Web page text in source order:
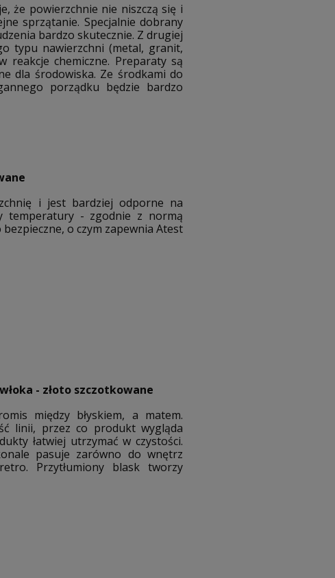
że powierzchnie nie niszczą się i
sprzątanie. Specjalnie dobrany
bardzo skutecznie. Z drugiej
typu nawierzchni (metal, granit,
reakcje chemiczne. Preparaty są
dla środowiska. Ze środkami do
porządku będzie bardzo
i jest bardziej odporne na
temperatury - zgodnie z normą
o czym zapewnia Atest
- złoto szczotkowane
między błyskiem, a matem.
linii, przez co produkt wygląda
łatwiej utrzymać w czystości.
pasuje zarówno do wnętrz
Przytłumiony blask tworzy